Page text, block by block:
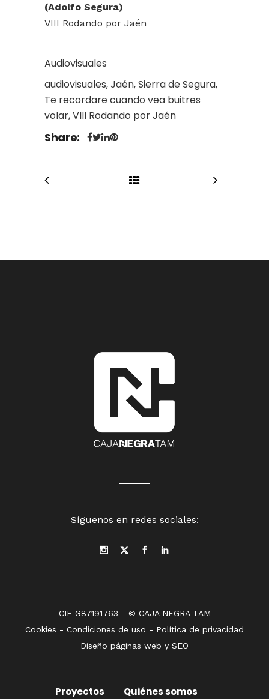
Audiovisuales
audiovisuales, Jaén, Sierra de Segura,
Te recordare cuando vea buitres
volar, VIII Rodando por Jaén
(Adolfo Segura)
VIII Rodando por Jaén
Share
Proyectos Quiénes somos
Síguenos en redes sociales:
CIF G87191763 - © CAJA NEGRA TAM
Cookies - Condiciones de uso - Política de privacidad
Diseño páginas web y SEO